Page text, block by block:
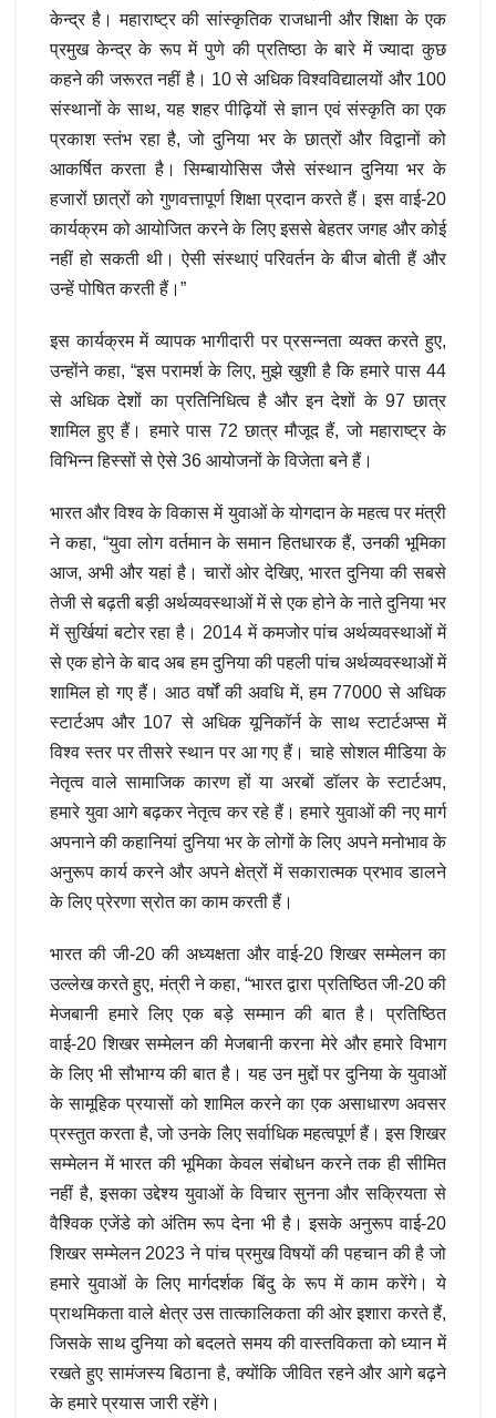
केन्द्र है। महाराष्ट्र की सांस्कृतिक राजधानी और शिक्षा के एक
प्रमुख केन्द्र के रूप में पुणे की प्रतिष्ठा के बारे में ज्यादा कुछ
कहने की जरूरत नहीं है। 10 से अधिक विश्वविद्यालयों और 100
संस्थानों के साथ, यह शहर पीढ़ियों से ज्ञान एवं संस्कृति का एक
प्रकाश स्तंभ रहा है, जो दुनिया भर के छात्रों और विद्वानों को
आकर्षित करता है। सिम्बायोसिस जैसे संस्थान दुनिया भर के
हजारों छात्रों को गुणवत्तापूर्ण शिक्षा प्रदान करते हैं। इस वाई-20
कार्यक्रम को आयोजित करने के लिए इससे बेहतर जगह और कोई
नहीं हो सकती थी। ऐसी संस्थाएं परिवर्तन के बीज बोती हैं और
उन्हें पोषित करती हैं।”
इस कार्यक्रम में व्यापक भागीदारी पर प्रसन्नता व्यक्त करते हुए,
उन्होंने कहा, “इस परामर्श के लिए, मुझे खुशी है कि हमारे पास 44
से अधिक देशों का प्रतिनिधित्व है और इन देशों के 97 छात्र
शामिल हुए हैं। हमारे पास 72 छात्र मौजूद हैं, जो महाराष्ट्र के
विभिन्न हिस्सों से ऐसे 36 आयोजनों के विजेता बने हैं।
भारत और विश्व के विकास में युवाओं के योगदान के महत्व पर मंत्री
ने कहा, “युवा लोग वर्तमान के समान हितधारक हैं, उनकी भूमिका
आज, अभी और यहां है। चारों ओर देखिए, भारत दुनिया की सबसे
तेजी से बढ़ती बड़ी अर्थव्यवस्थाओं में से एक होने के नाते दुनिया भर
में सुर्खियां बटोर रहा है। 2014 में कमजोर पांच अर्थव्यवस्थाओं में
से एक होने के बाद अब हम दुनिया की पहली पांच अर्थव्यवस्थाओं में
शामिल हो गए हैं। आठ वर्षों की अवधि में, हम 77000 से अधिक
स्टार्टअप और 107 से अधिक यूनिकॉर्न के साथ स्टार्टअप्स में
विश्व स्तर पर तीसरे स्थान पर आ गए हैं। चाहे सोशल मीडिया के
नेतृत्व वाले सामाजिक कारण हों या अरबों डॉलर के स्टार्टअप,
हमारे युवा आगे बढ़कर नेतृत्व कर रहे हैं। हमारे युवाओं की नए मार्ग
अपनाने की कहानियां दुनिया भर के लोगों के लिए अपने मनोभाव के
अनुरूप कार्य करने और अपने क्षेत्रों में सकारात्मक प्रभाव डालने
के लिए प्रेरणा स्रोत का काम करती हैं।
भारत की जी-20 की अध्यक्षता और वाई-20 शिखर सम्मेलन का
उल्लेख करते हुए, मंत्री ने कहा, “भारत द्वारा प्रतिष्ठित जी-20 की
मेजबानी हमारे लिए एक बड़े सम्मान की बात है। प्रतिष्ठित
वाई-20 शिखर सम्मेलन की मेजबानी करना मेरे और हमारे विभाग
के लिए भी सौभाग्य की बात है। यह उन मुद्दों पर दुनिया के युवाओं
के सामूहिक प्रयासों को शामिल करने का एक असाधारण अवसर
प्रस्तुत करता है, जो उनके लिए सर्वाधिक महत्वपूर्ण हैं। इस शिखर
सम्मेलन में भारत की भूमिका केवल संबोधन करने तक ही सीमित
नहीं है, इसका उद्देश्य युवाओं के विचार सुनना और सक्रियता से
वैश्विक एजेंडे को अंतिम रूप देना भी है। इसके अनुरूप वाई-20
शिखर सम्मेलन 2023 ने पांच प्रमुख विषयों की पहचान की है जो
हमारे युवाओं के लिए मार्गदर्शक बिंदु के रूप में काम करेंगे। ये
प्राथमिकता वाले क्षेत्र उस तात्कालिकता की ओर इशारा करते हैं,
जिसके साथ दुनिया को बदलते समय की वास्तविकता को ध्यान में
रखते हुए सामंजस्य बिठाना है, क्योंकि जीवित रहने और आगे बढ़ने
के हमारे प्रयास जारी रहेंगे।